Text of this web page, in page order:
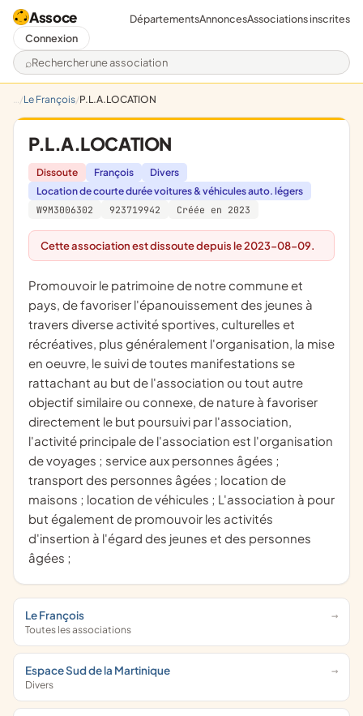
Assoce
Rechercher une association
DépartementsAnnoncesAssociations inscrites
Connexion
Le François P.L.A.LOCATION
P.L.A.LOCATION
Dissoute François
Divers
Location de courte durée voitures & véhicules auto. légers
W9M3006302
923719942 Créée en 2023
Cette association est dissoute depuis le 2023-08-09.
promouvoir le patrimoine de notre commune et
pays, de favoriser l'épanouissement des jeunes à
travers diverse activité sportives, culturelles et
récréatives, plus généralement l'organisation, la mise
en oeuvre, le suivi de toutes manifestations se
rattachant au but de l'association ou tout autre
objectif similaire ou connexe, de nature à favoriser
directement le but poursuivi par l'association,
l'activité principale de l'association est l'organisation
de voyages ; service aux personnes âgées ;
transport des personnes âgées ; location de
maisons ; location de véhicules ; L'association à pour
but également de promouvoir les activités
d'insertion à l'égard des jeunes et des personnes
âgées ;
Le François
Toutes les associations
Espace Sud de la Martinique
Divers